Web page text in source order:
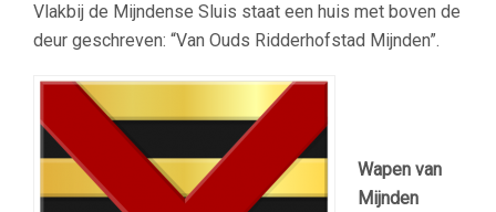
Vlakbij de Mijndense Sluis staat een huis met boven de
deur geschreven: “Van Ouds Ridderhofstad Mijnden”.
Wapen van
Mijnden